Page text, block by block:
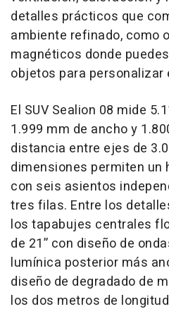
detalles prácticos que
ambiente refinado, como
magnéticos donde
objetos para personalizar
El SUV Sealion 08 mide
1.999 mm de ancho y
distancia entre ejes de
dimensiones permiten un
con seis asientos
tres filas. Entre los
los tapabujes centrales
de 21” con diseño de
lumínica posterior más
diseño de degradado de
los dos metros de